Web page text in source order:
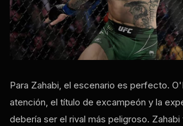
Para Zahabi, el escenario es perfecto.
atención, el título de excampeón y la
debería ser el rival más peligroso. Zahabi